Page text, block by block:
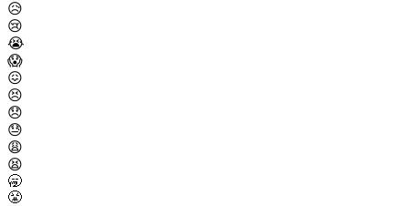
😥
😢
😭
😱
😖
😣
😞
😓
😩
😫
🥱
😤